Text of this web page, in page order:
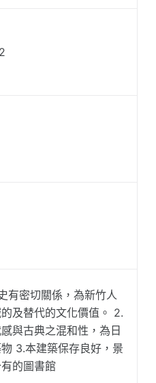
有密切關係，為新竹人
及替代的文化價值。 2.
與古典之混和性，為日
3.本建築保存良好，景
的圖書館